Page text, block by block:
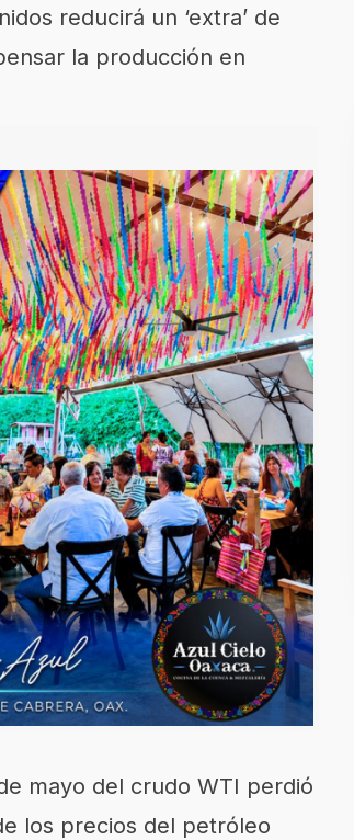
reducirá un ‘extra’ de
la producción en
mayo del crudo WTI perdió
los precios del petróleo